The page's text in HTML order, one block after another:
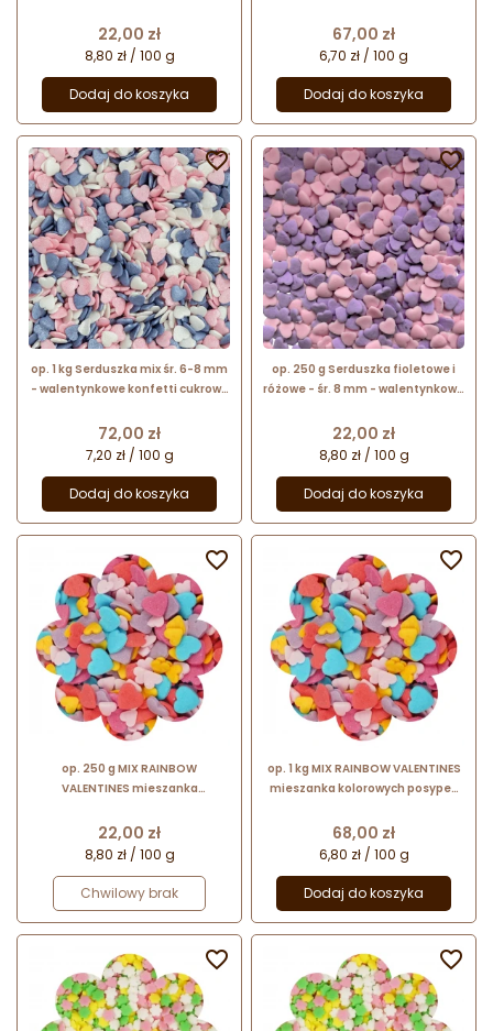
Cena
22,00 zł
8,80 zł / 100 g
Dodaj do koszyka
Cena
67,00 zł
6,70 zł / 100 g
Dodaj do koszyka
op. 1 kg Serduszka mix śr. 6-8 mm
- walentynkowe konfetti cukrowe
Cena
72,00 zł
7,20 zł / 100 g
Dodaj do koszyka

op. 250 g Serduszka fioletowe i
różowe - śr. 8 mm - walentynkowe
dekoracyjna
Cena
22,00 zł
8,80 zł / 100 g
Dodaj do koszyka

op. 250 g MIX RAINBOW
VALENTINES mieszanka
kształcie serduszek
Cena
22,00 zł
8,80 zł / 100 g
Chwilowy brak

op. 1 kg MIX RAINBOW VALENTINES
mieszanka kolorowych posypek
Cena
68,00 zł
6,80 zł / 100 g
Dodaj do koszyka

 